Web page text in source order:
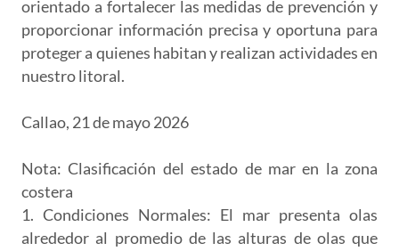
orientado a fortalecer las medidas de prevención y
proporcionar información precisa y oportuna para
proteger a quienes habitan y realizan actividades en
nuestro litoral.
Callao, 21 de mayo 2026
Nota: Clasificación del estado de mar en la zona
costera
1. Condiciones Normales: El mar presenta olas
alrededor al promedio de las alturas de olas que